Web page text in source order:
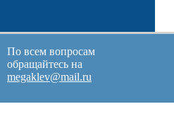
По всем вопросам
обращайтесь на
megaklev@mail.ru